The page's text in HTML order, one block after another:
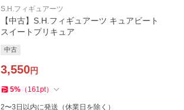
S.H.フィギュアーツ
【中古】S.H.フィギュアーツ キュアビート
スイートプリキュア
中古
3,550円
5% （ 161pt）
2〜3日以内に発送（休業日を除く）